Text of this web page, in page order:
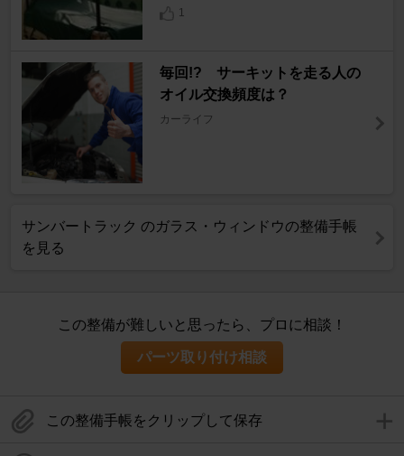
1
毎回!? サーキットを走る人の
オイル交換頻度は？
カーライフ
サンバートラック のガラス・ウィンドウの整備手帳
を見る
この整備が難しいと思ったら、プロに相談！
パーツ取り付け相談
この整備手帳をクリップして保存